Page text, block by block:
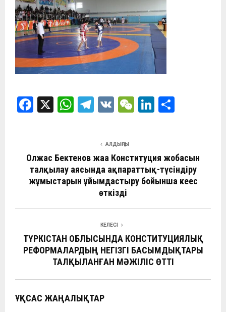
F
b
o
o
X
W
s
A
p
T
gr
a
m
V
W
h
at
Li
dI
n
р
а
в
АЛДЫҢҒЫ
Олжас Бектенов жаңа Конституция жобасын
талқылау аясында ақпараттық-түсіндіру
жұмыстарын ұйымдастыру бойынша кеңес
өткізді
КЕЛЕСІ
ТҮРКІСТАН ОБЛЫСЫНДА КОНСТИТУЦИЯЛЫҚ
РЕФОРМАЛАРДЫҢ НЕГІЗГІ БАСЫМДЫҚТАРЫ
ТАЛҚЫЛАНҒАН МӘЖІЛІС ӨТТІ
ҰҚСАС ЖАҢАЛЫҚТАР